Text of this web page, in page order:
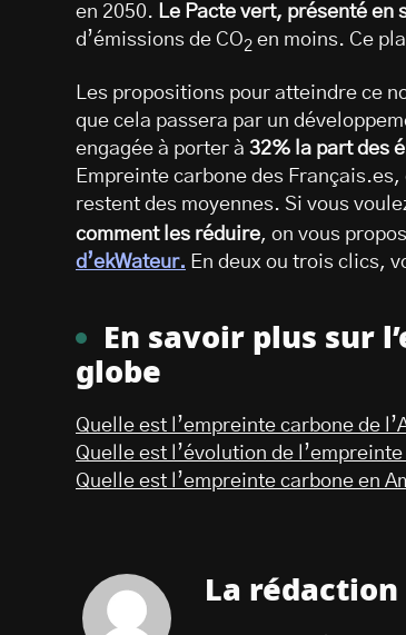
en 2050. Le Pacte vert, présenté en
d’émissions de CO2 en moins. Ce
Les propositions pour atteindre ce
que cela passera par un
engagée à porter à 32% la part des
Empreinte carbone des
restent des moyennes. Si vous
comment les réduire, on vous
d’ekWateur. En deux ou trois clics,
En savoir plus sur
globe
Quelle est l’empreinte carbone de
Quelle est l’évolution de
Quelle est l’empreinte carbone en
La